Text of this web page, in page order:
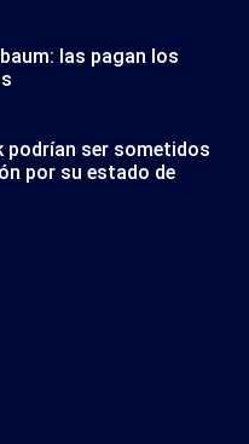
las pagan los
podrían ser sometidos
por su estado de